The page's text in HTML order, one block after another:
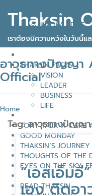
Thaksin
เราต้องมีความหวังในวันนี้แ
INNOVATION
KNOWLEDGE
BUSINESS
POLITICAL
THAKSIN FACTS
VISION
LEADER
BUSINESS
LIFE
TONY TALK X CARE
GOOD MONDAY
THAKSIN’S JOURNEY
THOUGHTS OF THE
EYES ON THE SKY,
READ THAKSIN
อาวุธทางปัญญา
Official
Home
Tag:อาวุธทางปัญญา
“เอสเอ็ม
เอง ติดอ